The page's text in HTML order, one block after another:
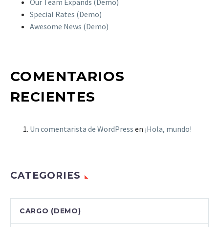
Special Rates (Demo)
Awesome News (Demo)
COMENTARIOS
RECIENTES
Un comentarista de WordPress en ¡Hola, mundo!
CATEGORIES
CARGO (DEMO)